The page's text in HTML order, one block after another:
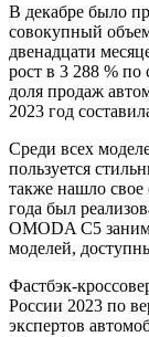
В декабре было
совокупный
двенадцати
рост в 3 288 %
доля продаж
2023 год
Среди всех
пользуется
также нашло свое
года был
OMODA С5
моделей,
Фастбэк-
России 2023 по
экспертов